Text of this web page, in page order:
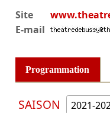
Site
E-mail
Programmation
SAISON